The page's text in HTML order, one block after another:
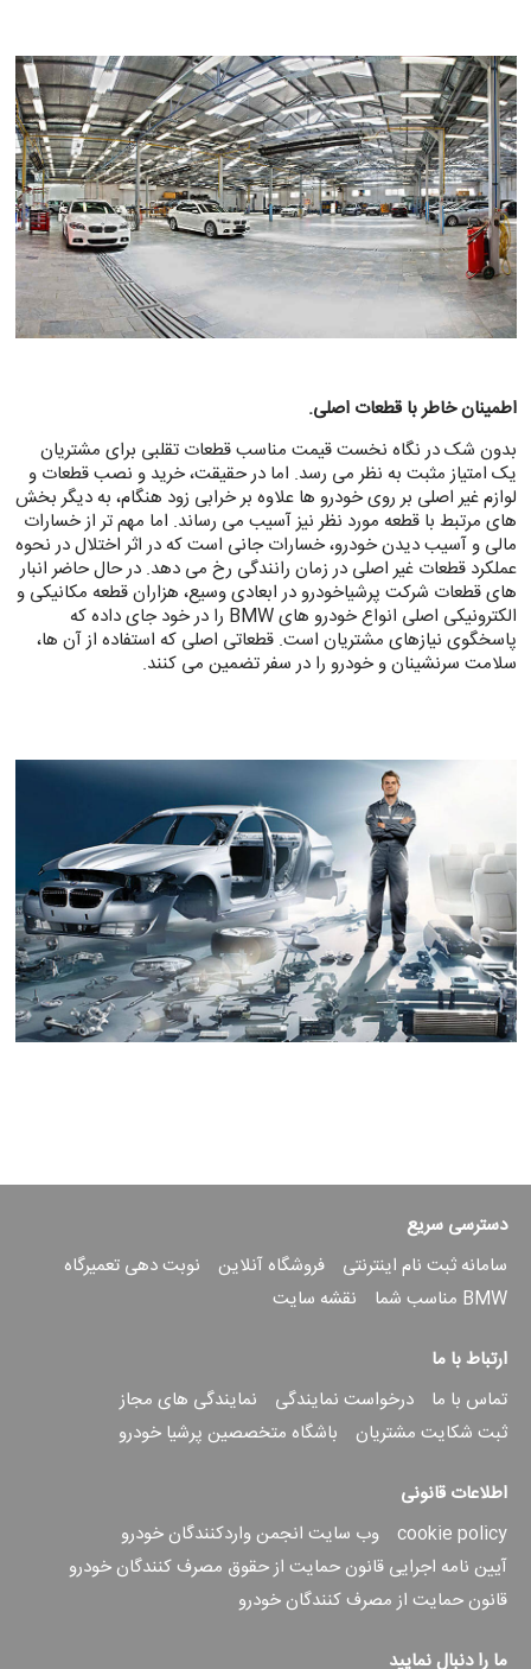
اطمینان خاطر با قطعات اصلی.
بدون شک در نگاه نخست قیمت مناسب قطعات تقلبی برای مشتریان
یک امتیاز مثبت به نظر می رسد. اما در حقیقت، خرید و نصب قطعات و
لوازم غیر اصلی بر روی خودرو ها علاوه بر خرابی زود هنگام، به دیگر بخش
های مرتبط با قطعه مورد نظر نیز آسیب می رساند. اما مهم تر از خسارات
مالی و آسیب دیدن خودرو، خسارات جانی است که در اثر اختلال در نحوه
عملکرد قطعات غیر اصلی در زمان رانندگی رخ می دهد. در حال حاضر انبار
های قطعات شرکت پرشیاخودرو در ابعادی وسیع، هزاران قطعه مکانیکی و
الکترونیکی اصلی انواع خودرو های BMW را در خود جای داده که
پاسخگوی نیازهای مشتریان است. قطعاتی اصلی که استفاده از آن ها،
سلامت سرنشینان و خودرو را در سفر تضمین می کنند.
دسترسی سریع
سامانه ثبت نام اینترنتی
فروشگاه آنلاین
نوبت دهی تعمیرگاه
BMW مناسب شما
نقشه سایت
ارتباط با ما
تماس با ما
درخواست نمایندگی
نمایندگی های مجاز
ثبت شکایت مشتریان
باشگاه متخصصین پرشیا خودرو
اطلاعات قانونی
cookie policy وب سایت انجمن واردکنندگان خودرو
آیین نامه اجرایی قانون حمایت از حقوق مصرف کنندگان خودرو
قانون حمایت از مصرف کنندگان خودرو
ما را دنبال نمایید